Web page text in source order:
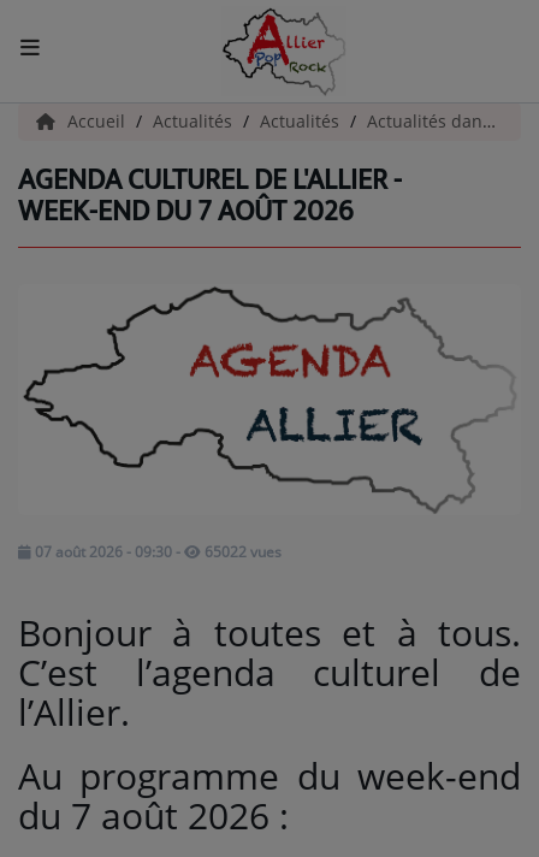
ACCUEIL
Actualités
INFOS - ALLIER
AGENDA CULTUREL - ALLIER
INFOS POP ROCK
La Radio
EMISSIONS
PODCASTS
Agenda
Titres diffusés
Accueil Actualités Actualités Actualités dans l'Allier
AGENDA CULTUREL DE L'ALLIER -
WEEK-END DU 7 AOÛT 2026
07 août 2026 - 09:30 - 65022 vues
Bonjour à toutes et à tous.
C’est l’agenda culturel de
l’Allier.
Au programme du week-end
du 7 août 2026 :